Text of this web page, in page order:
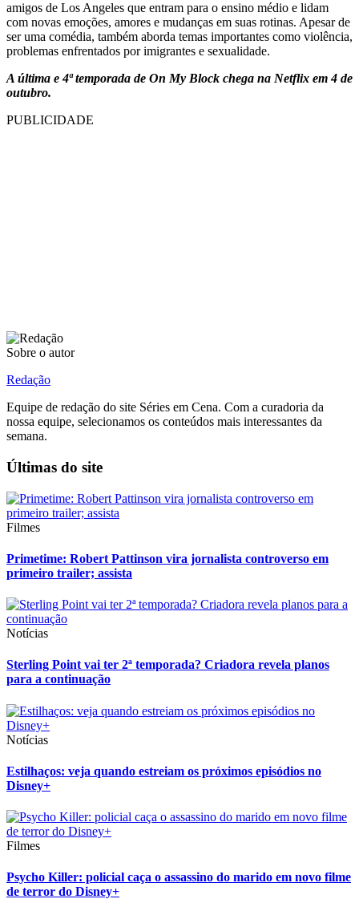
amigos de Los Angeles que entram para o ensino médio e lidam
com novas emoções, amores e mudanças em suas rotinas. Apesar de
ser uma comédia, também aborda temas importantes como violência,
problemas enfrentados por imigrantes e sexualidade.
A última e 4ª temporada de On My Block chega na Netflix em 4 de
outubro.
PUBLICIDADE
Sobre o autor
Redação
Equipe de redação do site Séries em Cena. Com a curadoria da
nossa equipe, selecionamos os conteúdos mais interessantes da
semana.
Últimas do site
Filmes
Primetime: Robert Pattinson vira jornalista controverso em
primeiro trailer; assista
Notícias
Sterling Point vai ter 2ª temporada? Criadora revela planos
para a continuação
Notícias
Estilhaços: veja quando estreiam os próximos episódios no
Disney+
Filmes
Psycho Killer: policial caça o assassino do marido em novo filme
de terror do Disney+